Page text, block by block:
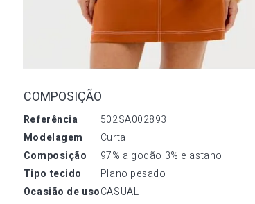
COMPOSIÇÃO
referência
502SA002893
modelagem
Curta
composição
97% algodão 3% elastano
tipo tecido
Plano pesado
ocasião de usoCASUAL